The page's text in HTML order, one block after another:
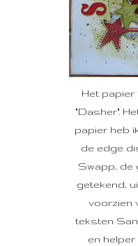
Het papier
"Dasher".
papier heb
de edge
Swapp, de
getekend,
voorzien
teksten
en helper